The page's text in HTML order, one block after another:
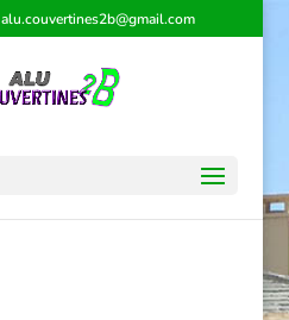
alu.couvertines2b@gmail.com